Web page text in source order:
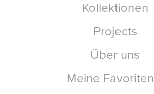
Kollektionen
Projects
Über uns
Meine Favoriten